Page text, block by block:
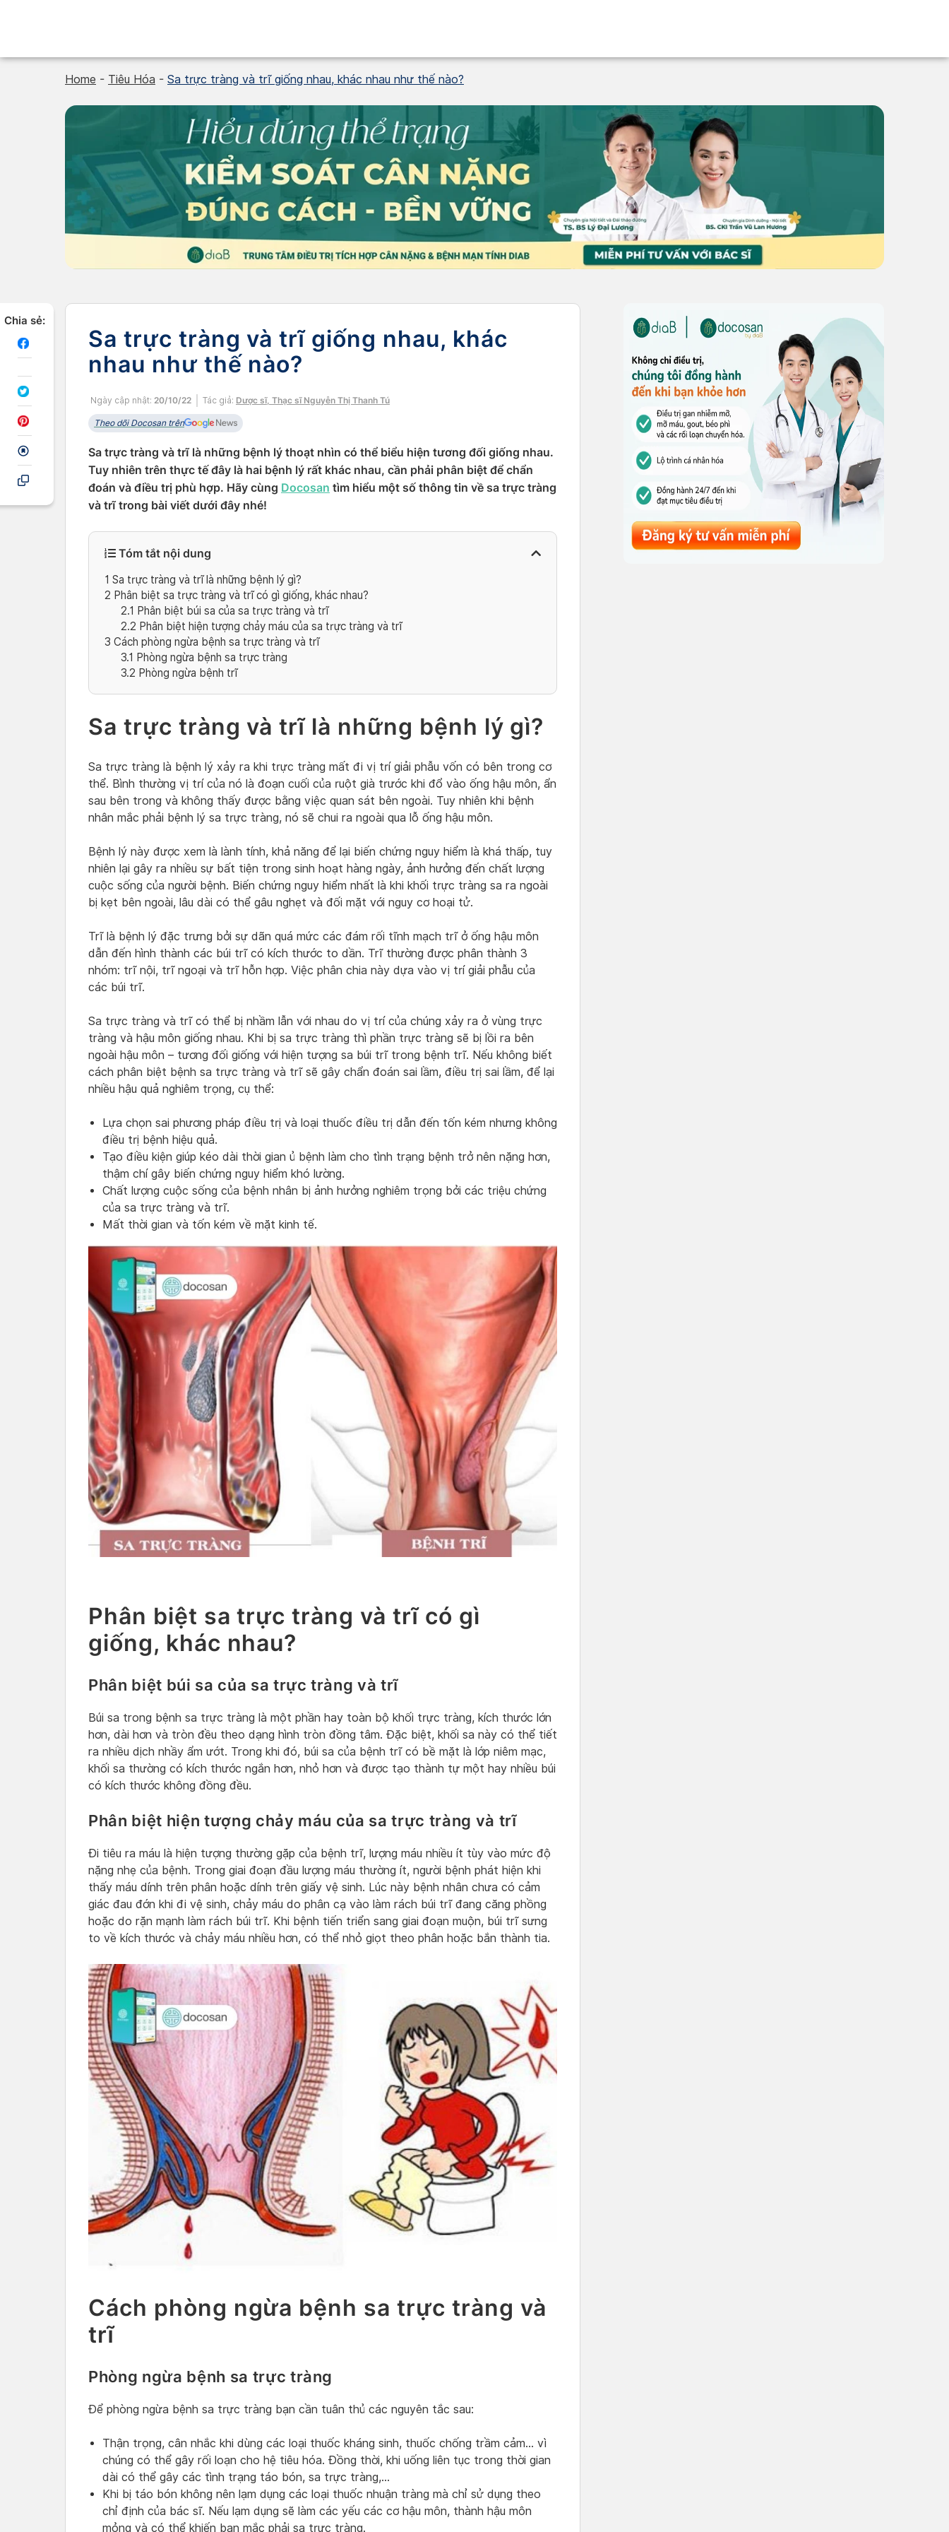
Home - Tiêu Hóa - Sa trực tràng và trĩ giống nhau, khác nhau như thế nào?
Chia sẻ:
Sa trực tràng và trĩ giống nhau, khác
nhau như thế nào?
Ngày cập nhật: 20/10/22 Tác giả: Dược sĩ, Thạc sĩ Nguyễn Thị Thanh Tú
Theo dõi Docosan trên
Sa trực tràng và trĩ là những bệnh lý thoạt nhìn có thể biểu hiện tương đối giống nhau.
Tuy nhiên trên thực tế đây là hai bệnh lý rất khác nhau, cần phải phân biệt để chẩn
đoán và điều trị phù hợp. Hãy cùng Docosan tìm hiểu một số thông tin về sa trực tràng
và trĩ trong bài viết dưới đây nhé!
Tóm tắt nội dung
1 Sa trực tràng và trĩ là những bệnh lý gì?
2 Phân biệt sa trực tràng và trĩ có gì giống, khác nhau?
2.1 Phân biệt búi sa của sa trực tràng và trĩ
2.2 Phân biệt hiện tượng chảy máu của sa trực tràng và trĩ
3 Cách phòng ngừa bệnh sa trực tràng và trĩ
3.1 Phòng ngừa bệnh sa trực tràng
3.2 Phòng ngừa bệnh trĩ
Sa trực tràng và trĩ là những bệnh lý gì?
Sa trực tràng là bệnh lý xảy ra khi trực tràng mất đi vị trí giải phẫu vốn có bên trong cơ
thể. Bình thường vị trí của nó là đoạn cuối của ruột già trước khi đổ vào ống hậu môn, ẩn
sau bên trong và không thấy được bằng việc quan sát bên ngoài. Tuy nhiên khi bệnh
nhân mắc phải bệnh lý sa trực tràng, nó sẽ chui ra ngoài qua lỗ ống hậu môn.
Bệnh lý này được xem là lành tính, khả năng để lại biến chứng nguy hiểm là khá thấp, tuy
nhiên lại gây ra nhiều sự bất tiện trong sinh hoạt hàng ngày, ảnh hưởng đến chất lượng
cuộc sống của người bệnh. Biến chứng nguy hiểm nhất là khi khối trực tràng sa ra ngoài
bị kẹt bên ngoài, lâu dài có thể gâu nghẹt và đối mặt với nguy cơ hoại tử.
Trĩ là bệnh lý đặc trưng bởi sự dãn quá mức các đám rối tĩnh mạch trĩ ở ống hậu môn
dẫn đến hình thành các búi trĩ có kích thước to dần. Trĩ thường được phân thành 3
nhóm: trĩ nội, trĩ ngoại và trĩ hỗn hợp. Việc phân chia này dựa vào vị trí giải phẫu của
các búi trĩ.
Sa trực tràng và trĩ có thể bị nhầm lẫn với nhau do vị trí của chúng xảy ra ở vùng trực
tràng và hậu môn giống nhau. Khi bị sa trực tràng thì phần trực tràng sẽ bị lồi ra bên
ngoài hậu môn – tương đối giống với hiện tượng sa búi trĩ trong bệnh trĩ. Nếu không biết
cách phân biệt bệnh sa trực tràng và trĩ sẽ gây chẩn đoán sai lầm, điều trị sai lầm, để lại
nhiều hậu quả nghiêm trọng, cụ thể:
Lựa chọn sai phương pháp điều trị và loại thuốc điều trị dẫn đến tốn kém nhưng không
điều trị bệnh hiệu quả.
Tạo điều kiện giúp kéo dài thời gian ủ bệnh làm cho tình trạng bệnh trở nên nặng hơn,
thậm chí gây biến chứng nguy hiểm khó lường.
Chất lượng cuộc sống của bệnh nhân bị ảnh hưởng nghiêm trọng bởi các triệu chứng
của sa trực tràng và trĩ.
Mất thời gian và tốn kém về mặt kinh tế.
Phân biệt sa trực tràng và trĩ có gì
giống, khác nhau?
Phân biệt búi sa của sa trực tràng và trĩ
Búi sa trong bệnh sa trực tràng là một phần hay toàn bộ khối trực tràng, kích thước lớn
hơn, dài hơn và tròn đều theo dạng hình tròn đồng tâm. Đặc biệt, khối sa này có thể tiết
ra nhiều dịch nhầy ẩm ướt. Trong khi đó, búi sa của bệnh trĩ có bề mặt là lớp niêm mạc,
khối sa thường có kích thước ngắn hơn, nhỏ hơn và được tạo thành tự một hay nhiều búi
có kích thước không đồng đều.
Phân biệt hiện tượng chảy máu của sa trực tràng và trĩ
Đi tiêu ra máu là hiện tượng thường gặp của bệnh trĩ, lượng máu nhiều ít tùy vào mức độ
nặng nhẹ của bệnh. Trong giai đoạn đầu lượng máu thường ít, người bệnh phát hiện khi
thấy máu dính trên phân hoặc dính trên giấy vệ sinh. Lúc này bệnh nhân chưa có cảm
giác đau đớn khi đi vệ sinh, chảy máu do phân cạ vào làm rách búi trĩ đang căng phồng
hoặc do rặn mạnh làm rách búi trĩ. Khi bệnh tiến triển sang giai đoạn muộn, búi trĩ sưng
to về kích thước và chảy máu nhiều hơn, có thể nhỏ giọt theo phân hoặc bắn thành tia.
Cách phòng ngừa bệnh sa trực tràng và
trĩ
Phòng ngừa bệnh sa trực tràng
Để phòng ngừa bệnh sa trực tràng bạn cần tuân thủ các nguyên tắc sau:
Thận trọng, cân nhắc khi dùng các loại thuốc kháng sinh, thuốc chống trầm cảm… vì
chúng có thể gây rối loạn cho hệ tiêu hóa. Đồng thời, khi uống liên tục trong thời gian
dài có thể gây các tình trạng táo bón, sa trực tràng,…
Khi bị táo bón không nên lạm dụng các loại thuốc nhuận tràng mà chỉ sử dụng theo
chỉ định của bác sĩ. Nếu lạm dụng sẽ làm các yếu các cơ hậu môn, thành hậu môn
mỏng và có thể khiến bạn mắc phải sa trực tràng.